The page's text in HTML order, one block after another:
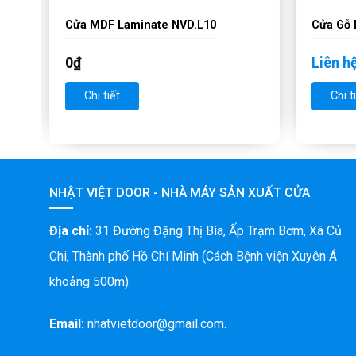
Cửa MDF Laminate NVD.L10
0₫
Chi tiết
Cửa Gỗ
Liên
Chi
NHẬT VIỆT DOOR - NHÀ MÁY SẢN XUẤT CỬA
Địa chỉ: 31 Đường Đặng Thị Bìa, Ấp Trạm Bơm, Xã Củ
Chi, Thành phố Hồ Chí Minh (Cách Bệnh viện Xuyên Á
khoảng 500m)
Email: nhatvietdoor@gmail.com.